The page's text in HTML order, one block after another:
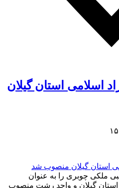
اسلامی استان گیلان
ملکی چوبری را به عنوان
استان گیلان و واحد رشت منصوب